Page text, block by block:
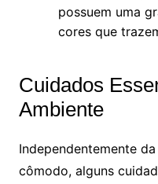
possuem uma
cores que
Cuidados
Ambiente
Independentemente
cômodo, alguns